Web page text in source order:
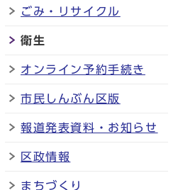
ごみ・リサイクル
衛生
オンライン予約手続き
市民しんぶん区版
報道発表資料・お知らせ
区政情報
まちづくり